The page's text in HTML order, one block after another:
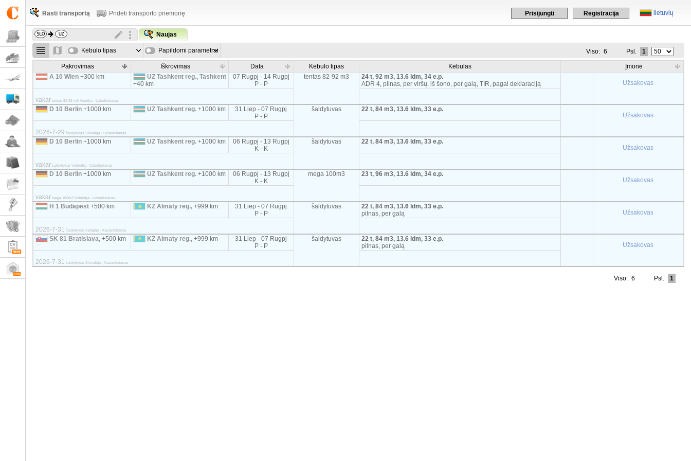
lietuvių
Prisijungti Registracija
Rasti transportą Pridėti transporto priemonę
Naujas
Kėbulo tipas Papildomi parametrai Viso: 6 Psl. 1
Pakrovimas Iškrovimas Data Kėbulo tipas Kėbulas
Įmonė
A 10 Wien +300 km
UZ Tashkent reg., Tashkent
+40 km
07 Rugpj - 14 Rugpj
P - P
tentas 82-92 m3
24 t, 92 m3, 13.6 ldm, 34 e.p.
ADR 4, pilnas, per viršų, iš šono, per galą, TIR, pagal deklaraciją
Užsakovas
vakar tentas 82-92 m3 Austrija - Uzbekistanas
D 10 Berlin +1000 km UZ Tashkent reg. +1000 km
31 Liep - 07 Rugpj
P - P
šaldytuvas
22 t, 84 m3, 13.6 ldm, 33 e.p.
Užsakovas
2026-7-29 šaldytuvas Vokietija - Uzbekistanas
D 10 Berlin +1000 km UZ Tashkent reg. +1000 km
06 Rugpj - 13 Rugpj
K - K
šaldytuvas
22 t, 84 m3, 13.6 ldm, 33 e.p.
Užsakovas
vakar šaldytuvas Vokietija - Uzbekistanas
D 10 Berlin +1000 km UZ Tashkent reg. +1000 km
06 Rugpj - 13 Rugpj
K - K
mega 100m3
23 t, 96 m3, 13.6 ldm, 34 e.p.
Užsakovas
vakar mega 100m3 Vokietija - Uzbekistanas
H 1 Budapest +500 km KZ Almaty reg., +999 km
31 Liep - 07 Rugpj
P - P
šaldytuvas
22 t, 84 m3, 13.6 ldm, 33 e.p.
pilnas, per galą
Užsakovas
2026-7-31 šaldytuvas Vengrija - Kazachstanas
SK 81 Bratislava, +500 km KZ Almaty reg., +999 km
31 Liep - 07 Rugpj
P - P
šaldytuvas
22 t, 84 m3, 13.6 ldm, 33 e.p.
pilnas, per galą
Užsakovas
2026-7-31 šaldytuvas Slovakija - Kazachstanas
Viso: 6 Psl. 1